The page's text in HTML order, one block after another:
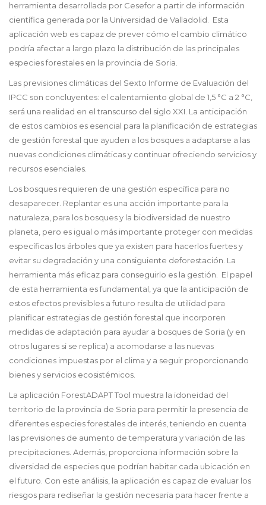
herramienta desarrollada por Cesefor a partir de información
científica generada por la Universidad de Valladolid. Esta
aplicación web es capaz de prever cómo el cambio climático
podría afectar a largo plazo la distribución de las principales
especies forestales en la provincia de Soria.
Las previsiones climáticas del Sexto Informe de Evaluación del
IPCC son concluyentes: el calentamiento global de 1,5 °C a 2 °C,
será una realidad en el transcurso del siglo XXI. La anticipación
de estos cambios es esencial para la planificación de estrategias
de gestión forestal que ayuden a los bosques a adaptarse a las
nuevas condiciones climáticas y continuar ofreciendo servicios y
recursos esenciales.
Los bosques requieren de una gestión específica para no
desaparecer. Replantar es una acción importante para la
naturaleza, para los bosques y la biodiversidad de nuestro
planeta, pero es igual o más importante proteger con medidas
específicas los árboles que ya existen para hacerlos fuertes y
evitar su degradación y una consiguiente deforestación. La
herramienta más eficaz para conseguirlo es la gestión. El papel
de esta herramienta es fundamental, ya que la anticipación de
estos efectos previsibles a futuro resulta de utilidad para
planificar estrategias de gestión forestal que incorporen
medidas de adaptación para ayudar a bosques de Soria (y en
otros lugares si se replica) a acomodarse a las nuevas
condiciones impuestas por el clima y a seguir proporcionando
bienes y servicios ecosistémicos.
La aplicación ForestADAPT Tool muestra la idoneidad del
territorio de la provincia de Soria para permitir la presencia de
diferentes especies forestales de interés, teniendo en cuenta
las previsiones de aumento de temperatura y variación de las
precipitaciones. Además, proporciona información sobre la
diversidad de especies que podrían habitar cada ubicación en
el futuro. Con este análisis, la aplicación es capaz de evaluar los
riesgos para rediseñar la gestión necesaria para hacer frente a